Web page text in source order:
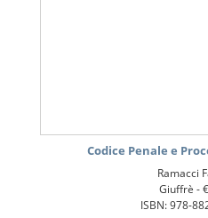
Codice Penale e
Ramacci
Giuffrè -
ISBN: 978-